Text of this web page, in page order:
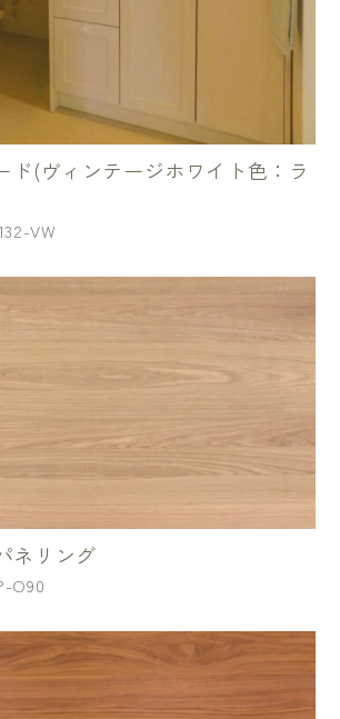
ド(ヴィンテージホワイト色：ラ
VW
ネリング
O90